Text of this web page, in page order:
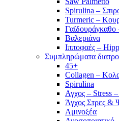
Spirulina –
Turmeric –
Βαλεριάνα
Ιπποφαές –
Συμπληρώματα
45+
Collagen –
Spirulina
Αγχος – Stress
Άγχος Στρες &
Αμινοξέα